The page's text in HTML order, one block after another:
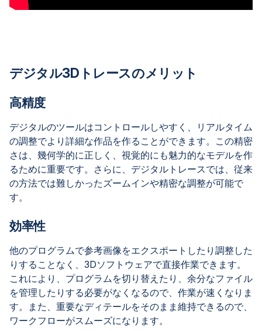
デジタル3Dトレースのメリット
高精度
デジタルのツールはコントロールしやすく、リアルタイム
の調整でより詳細な作品を作ることができます。この精密
さは、幾何学的に正しく、視覚的にも魅力的なモデルを作
るために重要です。さらに、デジタルトレースでは、従来
の方法では難しかったズームインや精密な調整が可能で
す。
効率性
他のプログラムで参考画像をエクスポートしたり調整した
りすることなく、3Dソフトウェアで直接作業できます。
これにより、プログラムを切り替えたり、余分なファイル
を管理したりする必要がなくなるので、作業が速くなりま
す。また、重要なディテールをそのまま維持できるので、
ワークフローがスムーズになります。